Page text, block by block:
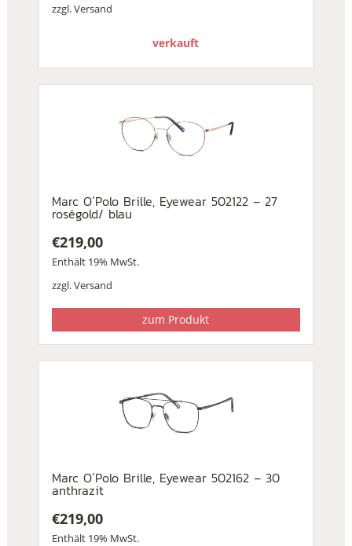
zzgl.Versand
verkauft
Marc O´Polo Brille, Eyewear 502122 – 27
roségold/ blau
€219,00
Enthält 19% MwSt.
zzgl.Versand
zum Produkt
Marc O´Polo Brille, Eyewear 502162 – 30
anthrazit
€219,00
Enthält 19% MwSt.